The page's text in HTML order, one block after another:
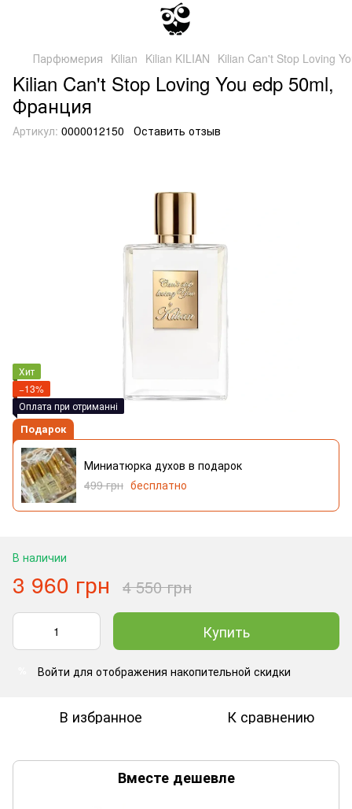
Парфюмерия Kilian Kilian KILIAN Kilian Can't Stop Loving
Kilian Can't Stop Loving You edp 50ml,
Франция
Артикул: 0000012150 Оставить отзыв
Хит
−13%
Оплата при отриманні
Подарок
Миниатюрка духов в подарок
499 грн бесплатно
В наличии
3 960 грн 4 550 грн
Купить
Войти для отображения накопительной скидки
В избранное К сравнению
Вместе дешевле